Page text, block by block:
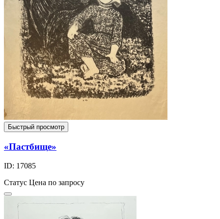
Быстрый просмотр
«Пастбище»
ID: 17085
Статус Цена по запросу